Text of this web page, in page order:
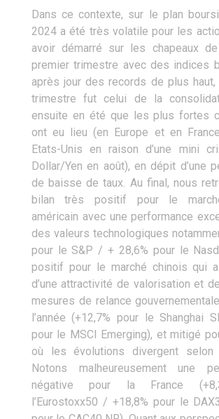
Dans ce contexte, sur le plan
2024 a été très volatile pour les
avoir démarré sur les chapeaux
premier trimestre avec des indices
après jour des records de plus
trimestre fut celui de la
ensuite en été que les plus fortes
ont eu lieu (en Europe et en
Etats-Unis en raison d’une mini
Dollar/Yen en août), en dépit d’une
de baisse de taux. Au final, nous
bilan très positif pour le
américain avec une performance
des valeurs technologiques
pour le S&P / + 28,6% pour le
positif pour le marché chinois qui
d’une attractivité de valorisation et
mesures de relance
l’année (+12,7% pour le Shanghai
pour le MSCI Emerging), et mitigé
où les évolutions divergent selon
Notons malheureusement une
négative pour la France
l’Eurostoxx50 / +18,8% pour le